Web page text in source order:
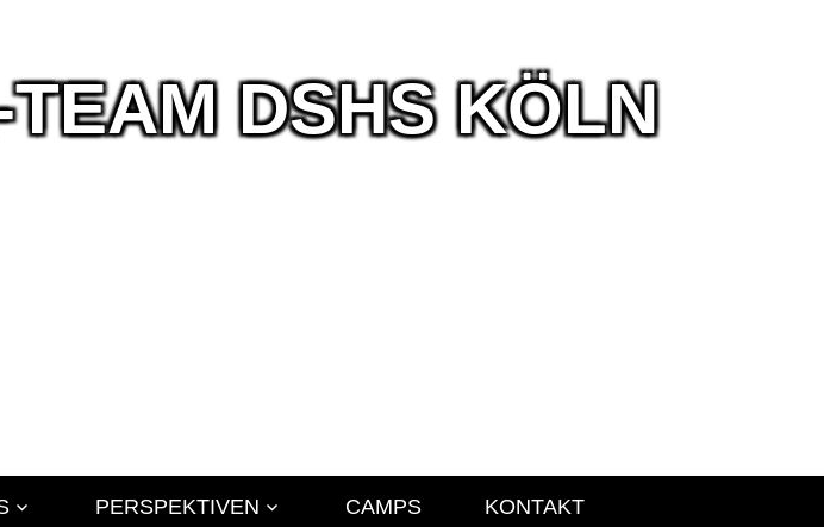
DSHS KÖLN
PERSPEKTIVEN CAMPS KONTAKT